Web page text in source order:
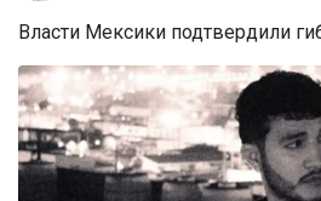
Власти Мексики подтвердили